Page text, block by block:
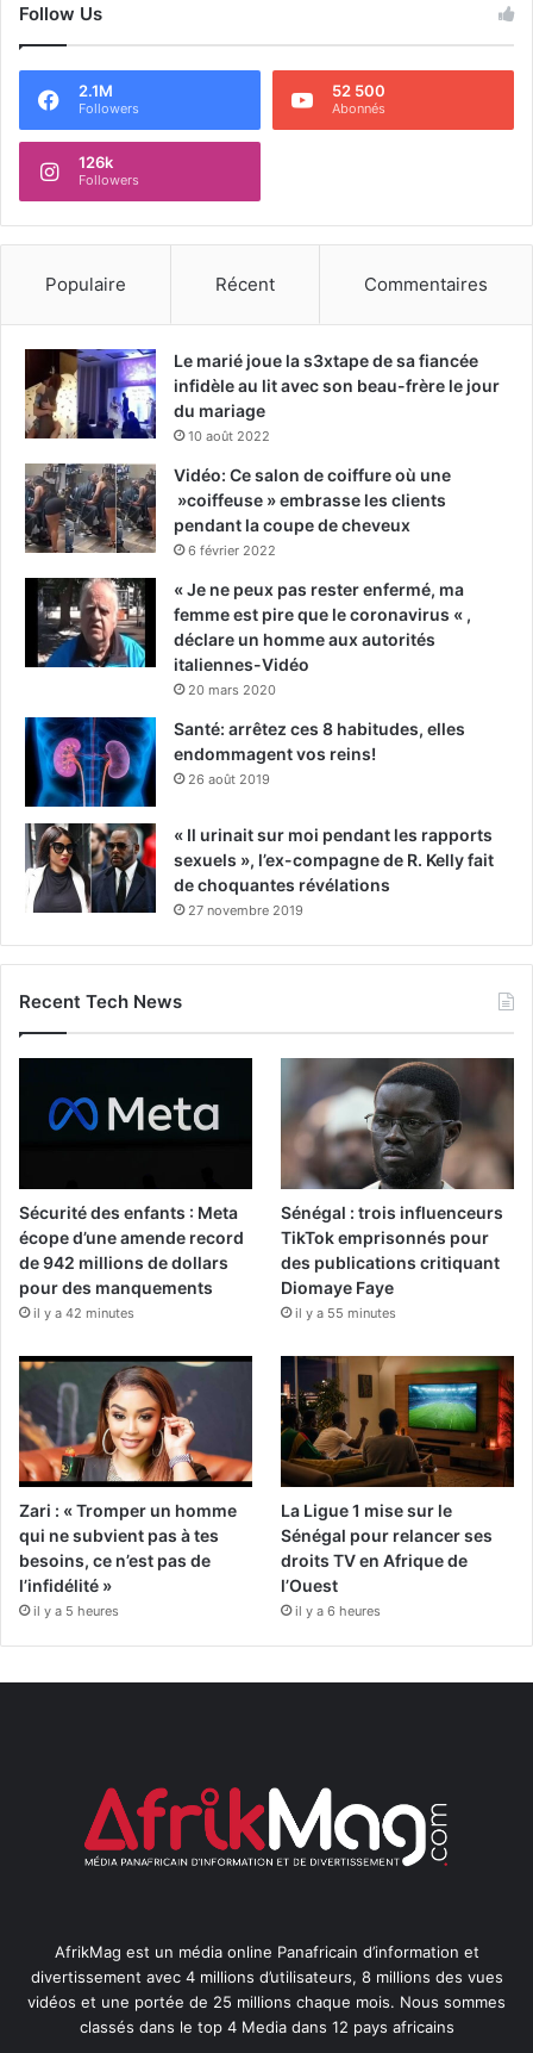
Follow Us
2.1M
Followers
52 500
Abonnés
126k
Followers
Populaire Récent Commentaires
Le marié joue la s3xtape de sa fiancée
infidèle au lit avec son beau-frère le jour
du mariage
10 août 2022
Vidéo: Ce salon de coiffure où une
»coiffeuse » embrasse les clients
pendant la coupe de cheveux
6 février 2022
« Je ne peux pas rester enfermé, ma
femme est pire que le coronavirus « ,
déclare un homme aux autorités
italiennes-Vidéo
20 mars 2020
Santé: arrêtez ces 8 habitudes, elles
endommagent vos reins!
26 août 2019
« Il urinait sur moi pendant les rapports
sexuels », l’ex-compagne de R. Kelly fait
de choquantes révélations
27 novembre 2019
Recent Tech News
Sécurité des enfants : Meta
écope d’une amende record
de 942 millions de dollars
pour des manquements
il y a 42 minutes
Sénégal : trois influenceurs
TikTok emprisonnés pour
des publications critiquant
Diomaye Faye
il y a 55 minutes
Zari : « Tromper un homme
qui ne subvient pas à tes
besoins, ce n’est pas de
l’infidélité »
il y a 5 heures
La Ligue 1 mise sur le
Sénégal pour relancer ses
droits TV en Afrique de
l’Ouest
il y a 6 heures
AfrikMag est un média online Panafricain d’information et
divertissement avec 4 millions d’utilisateurs, 8 millions des vues
vidéos et une portée de 25 millions chaque mois. Nous sommes
classés dans le top 4 Media dans 12 pays africains